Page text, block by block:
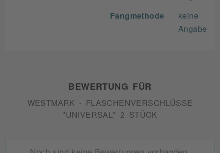
Fangmethode
keine
Angabe
BEWERTUNG FÜR
WESTMARK - FLASCHENVERSCHLÜSSE
"UNIVERSAL" 2 STÜCK